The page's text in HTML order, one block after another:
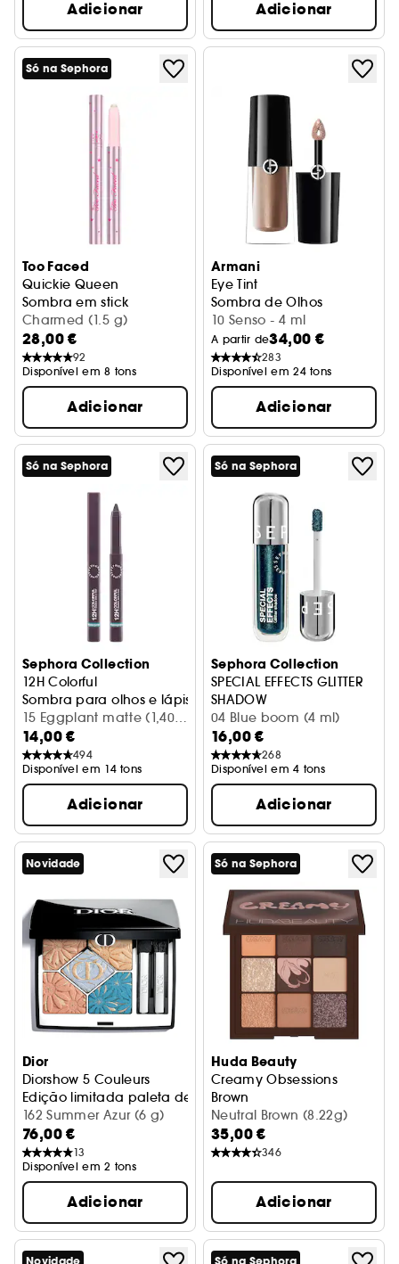
Adicionar Adicionar
Só na Sephora
Too Faced
Quickie Queen
Sombra em stick
Charmed (1.5 g)
28,00 €
92
Disponível em 8 tons
Adicionar
Armani
Eye Tint
Sombra de Olhos
10 Senso - 4 ml
A partir de34,00 €
283
Disponível em 24 tons
Adicionar
Só na Sephora
Sephora Collection
12H Colorful
Sombra para olhos e lápis
15 Eggplant matte (1,40
g)
14,00 €
494
Disponível em 14 tons
Adicionar
Só na Sephora
Sephora Collection
SPECIAL EFFECTS GLITTER
SHADOW
Sombra líquida brilhante
04 Blue boom (4 ml)
16,00 €
268
Disponível em 4 tons
Adicionar
Novidade
Dior
Diorshow 5 Couleurs
Edição limitada paleta de 5 sombras de olhos
162 Summer Azur (6 g)
76,00 €
13
Disponível em 2 tons
Adicionar
Só na Sephora
Huda Beauty
Creamy Obsessions
Brown
Paleta de sombras para os
Neutral Brown (8.22g)
35,00 €
346
Adicionar